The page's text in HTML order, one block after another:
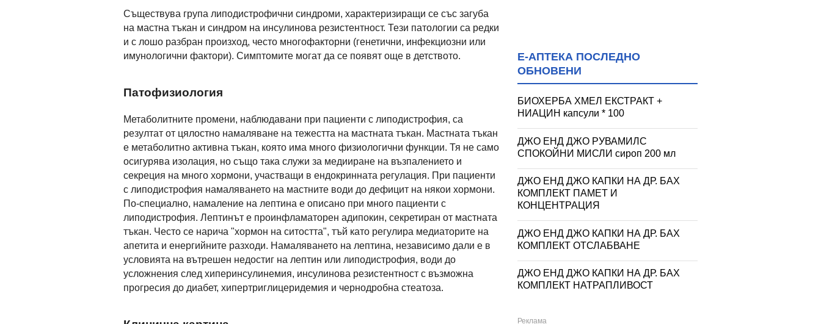
Съществува група липодистрофични синдроми, характеризиращи се със загуба
на мастна тъкан и синдром на инсулинова резистентност. Тези патологии са редки
и с лошо разбран произход, често многофакторни (генетични, инфекциозни или
имунологични фактори). Симптомите могат да се появят още в детството.
Патофизиология
Метаболитните промени, наблюдавани при пациенти с липодистрофия, са
резултат от цялостно намаляване на тежестта на мастната тъкан. Мастната тъкан
е метаболитно активна тъкан, която има много физиологични функции. Тя не само
осигурява изолация, но също така служи за медииране на възпалението и
секреция на много хормони, участващи в ендокринната регулация. При пациенти
с липодистрофия намаляването на мастните води до дефицит на някои хормони.
По-специално, намаление на лептина е описано при много пациенти с
липодистрофия. Лептинът е проинфламаторен адипокин, секретиран от мастната
тъкан. Често се нарича "хормон на ситостта", тъй като регулира медиаторите на
апетита и енергийните разходи. Намаляването на лептина, независимо дали е в
условията на вътрешен недостиг на лептин или липодистрофия, води до
усложнения след хиперинсулинемия, инсулинова резистентност с възможна
прогресия до диабет, хипертриглицеридемия и чернодробна стеатоза.
Е-АПТЕКА ПОСЛЕДНО
ОБНОВЕНИ
БИОХЕРБА ХМЕЛ ЕКСТРАКТ +
НИАЦИН капсули * 100
ДЖО ЕНД ДЖО РУВАМИЛС
СПОКОЙНИ МИСЛИ сироп 200 мл
ДЖО ЕНД ДЖО КАПКИ НА ДР. БАХ
КОМПЛЕКТ ПАМЕТ И
КОНЦЕНТРАЦИЯ
ДЖО ЕНД ДЖО КАПКИ НА ДР. БАХ
КОМПЛЕКТ ОТСЛАБВАНЕ
ДЖО ЕНД ДЖО КАПКИ НА ДР. БАХ
КОМПЛЕКТ НАТРАПЛИВОСТ